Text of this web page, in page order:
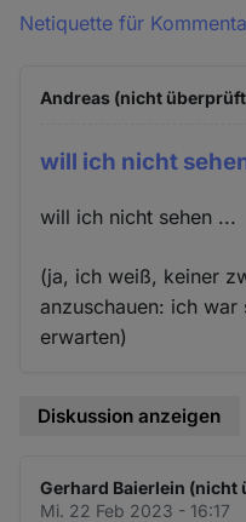
Netiquette für
Andreas (nicht
will ich nicht
will ich nicht sehen ...
(ja, ich weiß, keiner
anzuschauen: ich war
erwarten)
Diskussion anzeigen
Gerhard Baierlein (nicht
Mi. 22 Feb 2023 - 16:17